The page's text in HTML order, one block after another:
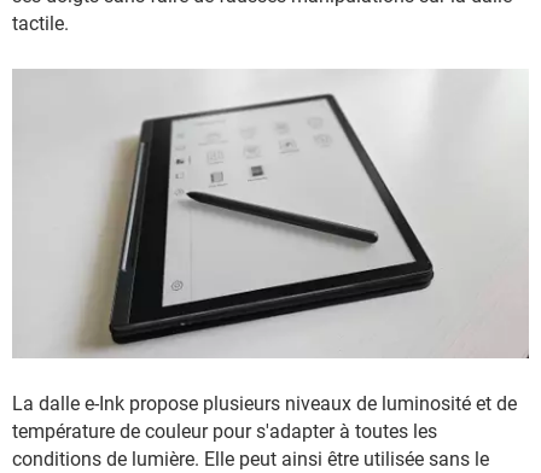
tactile.
La dalle e-Ink propose plusieurs niveaux de luminosité et de
température de couleur pour s'adapter à toutes les
conditions de lumière. Elle peut ainsi être utilisée sans le